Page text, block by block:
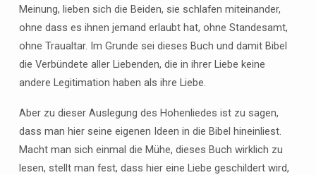
Meinung, lieben sich die Beiden, sie schlafen miteinander,
ohne dass es ihnen jemand erlaubt hat, ohne Standesamt,
ohne Traualtar. Im Grunde sei dieses Buch und damit Bibel
die Verbündete aller Liebenden, die in ihrer Liebe keine
andere Legitimation haben als ihre Liebe.
Aber zu dieser Auslegung des Hohenliedes ist zu sagen,
dass man hier seine eigenen Ideen in die Bibel hineinliest.
Macht man sich einmal die Mühe, dieses Buch wirklich zu
lesen, stellt man fest, dass hier eine Liebe geschildert wird,